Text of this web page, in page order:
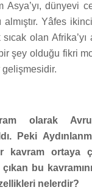
Asya’yı, dünyevi
almıştır. Yâfes
olan Afrika’yı
şey olduğu fikri
gelişmesidir.
olarak
Peki
ortaya
bu
nelerdir?